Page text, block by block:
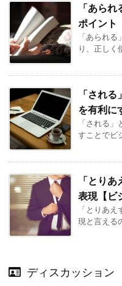
「あら
ポイント
「あられ
り、正しく
「され
を有利に
「される
すことでビ
「とり
表現【ビ
「とりあ
現と言える
ディスカッション